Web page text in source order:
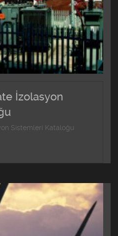
İzolasyon
Sistemleri Kataloğu